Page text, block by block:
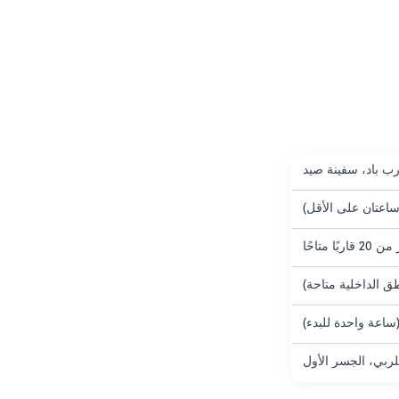
باد، سفينة صيد
على الأقل)
قاربًا متاحًا
الجسر الأول